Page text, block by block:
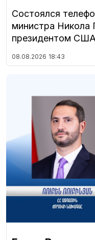
Состоялся
министра
президентом
08.08.2026 18:43